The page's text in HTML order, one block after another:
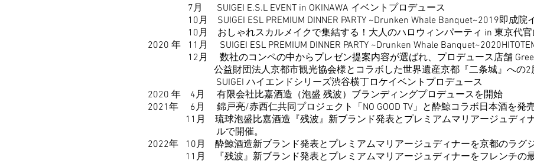
7月 SUIGEI E.S.L EVENT in OKINAWA イベントプロデュース
10月 SUIGEI ESL PREMIUM DINNER PARTY ~Drunken Whale Banquet~2019即成院
10月 おしゃれスカルメイクで集結する！大人のハロウィンパーティ in 東京代官
2020 年 11月 SUIGEI ESL PREMIUM DINNER PARTY ~Drunken Whale
12月 数社のコンペの中からプレゼン提案内容が選ばれ、プロデュース店舗
公益財団法人京都市観光協会様とコラボした世界遺産京都『二条城』への2度
SUIGEI ハイエンドシリーズ渋谷横丁ロケイベント プロデュース
2020 年 4月 有限会社比嘉酒造（泡盛 残波）ブランディングプロデュースを開始
2021年 6月 錦戸亮/赤西仁共同プロジェクト「NO GOOD TV」と酔鯨コラボ日本酒を発売
11月 琉球泡盛比嘉酒造『残波』新ブランド発表とプレミアムマリアージュディナ
ルで開催。
2022年 10月 酔鯨酒造新ブランド発表とプレミアムマリアージュディナーを京都のラグ
11月
『残波』新ブランド発表とプレミアムマリアージュディナーをフレンチの